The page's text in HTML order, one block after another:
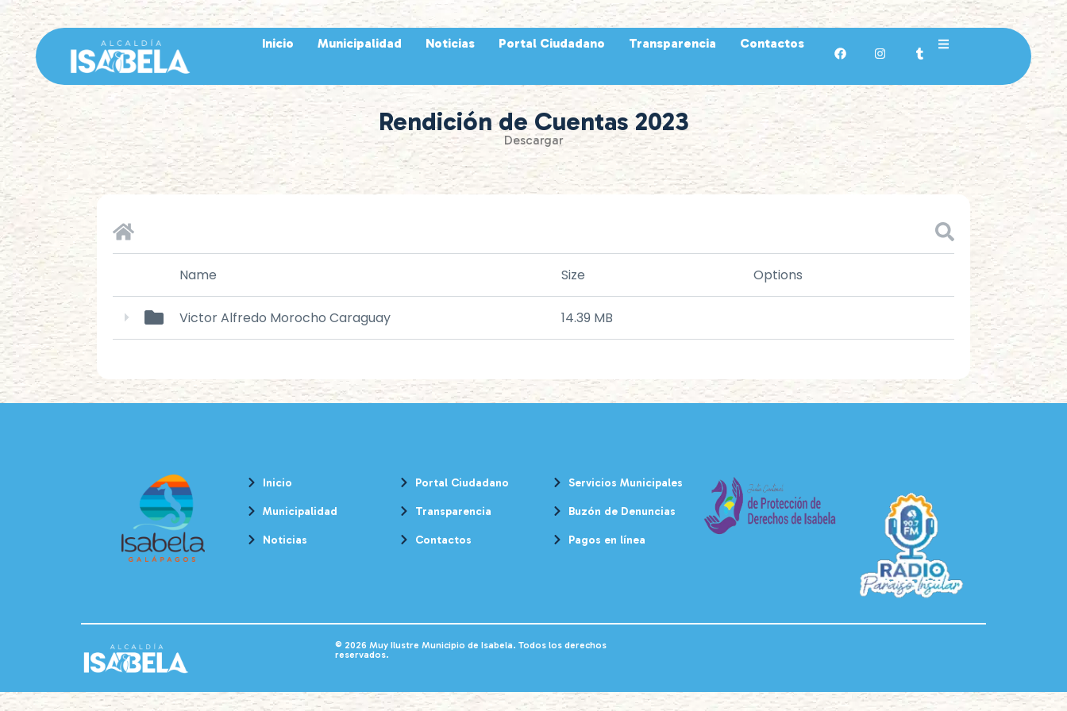
Inicio Municipalidad Noticias Portal Ciudadano Transparencia Contactos
Rendición de Cuentas 2023
Descargar
Name Size Options
Victor Alfredo Morocho Caraguay 14.39 MB
Inicio
Municipalidad
Noticias
Portal Ciudadano
Transparencia
Contactos
Servicios Municipales
Buzón de Denuncias
Pagos en línea
© 2026 Muy Ilustre Municipio de Isabela. Todos los derechos
reservados.